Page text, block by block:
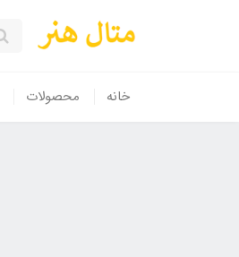
خانه محصولات